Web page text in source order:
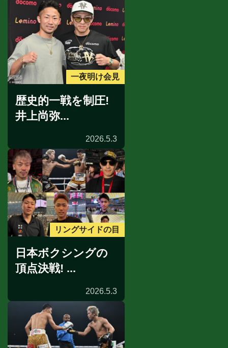
一夜明け会見
歴史的一戦を制圧!
井上尚弥...
2026.5.3
リングサイドの目
日本ボクシングの
頂点決戦! ...
2026.5.3